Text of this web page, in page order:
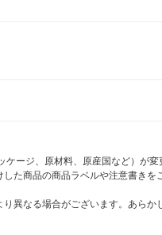
ケージ、原材料、原産国など）が変
た商品の商品ラベルや注意書きを
異なる場合がございます。あらか